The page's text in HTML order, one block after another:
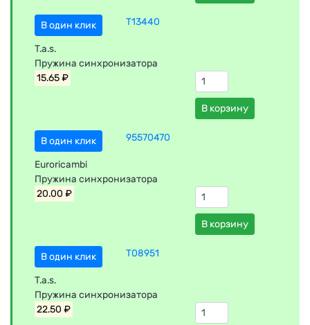
В один клик T13440
T.a.s.
Пружина синхронизатора
15.65 ₽
В корзину
В один клик 95570470
Euroricambi
Пружина синхронизатора
20.00 ₽
В корзину
В один клик T08951
T.a.s.
Пружина синхронизатора
22.50 ₽